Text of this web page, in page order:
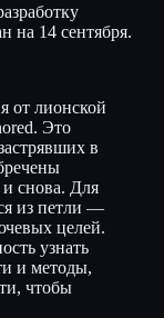
на 14 сентября.
от лионской
Это
в
снова. Для
из петли —
целей.
узнать
и методы,
чтобы